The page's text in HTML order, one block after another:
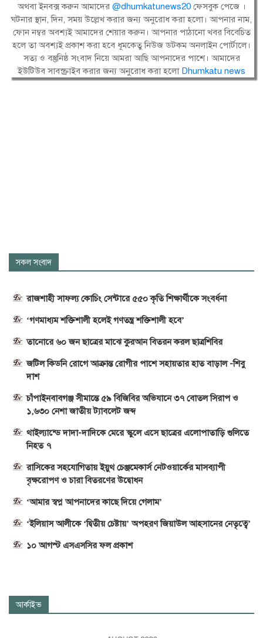
অথবা ইনবক্স করুন আমাদের@dhumkatunews20 ফেসবুক পেজে ।
ঘটনার স্থান, দিন, সময় উল্লেখ করার জন্য অনুরোধ করা হলো। আপনার নাম,
ফোন নম্বর অবশ্যই আমাদের শেয়ার করুন। আপনার পাঠানো খবর বিবেচিত
হলে তা অবশ্যই প্রকাশ করা হবে ধূমকেতু নিউজ ডটকম অনলাইন পোর্টালে।
সত্য ও বস্তুনিষ্ঠ সংবাদ নিয়ে আমরা আছি আপনাদের পাশে। আমাদের
ইউটিউব সাবস্ক্রাইব করার জন্য অনুরোধ করা হলো Dhumkatu news
সকল সংবাদ
রাজশাহী সাফল্য কোচিং সেন্টারে ৫৫০ কৃতি শিক্ষার্থীকে সংবর্ধনা
‘গণমাধ্যম শক্তিশালী হলেই গণতন্ত্র শক্তিশালী হবে’
তানোরে ৬০ জন ছাত্রের মাঝে কুরআন বিতরন করল ছাত্রশিবির
জটিল কিডনি রোগে আক্রান্ত রোগীর পাশে সহায়তার হাত বাড়াল -শিবু
দাশ
চাঁপাইনবাবগঞ্জ সীমান্তে ৫৯ বিজিবির অভিযানে ৩৭ বোতল সিরাপ ও
১,৬৩০ নেশা জাতীয় ট্যাবলেট জব্দ
থাইল্যান্ডে দাদা-দাদিকে মেরে স্কুলে এসে ছাত্রের এলোপাতাড়ি গুলিতে
নিহত ৭
রাসিকের সহযোগিতায় ইয়ুথ চেঞ্জমেকার্স নেটওয়ার্কের মাসব্যাপী
বৃক্ষরোপণ ও চারা বিতরণের উদ্বোধন
‘আমার স্বপ্ন আপনাদের কাছে দিয়ে গেলাম’
‘ইলিয়াস আলীকে ‘দ্বিতীয় চেষ্টায়’ অপহরণ জিয়াউল আহসানের নেতৃত্বে’
১০ আগস্ট এসএসসির ফল প্রকাশ
আর্কাইভ